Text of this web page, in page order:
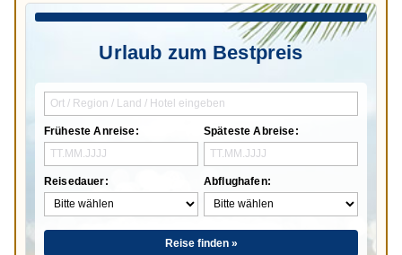
Urlaub zum Bestpreis
Früheste Anreise:
Reisedauer:
Späteste Abreise:
Abflughafen:
Reise finden »